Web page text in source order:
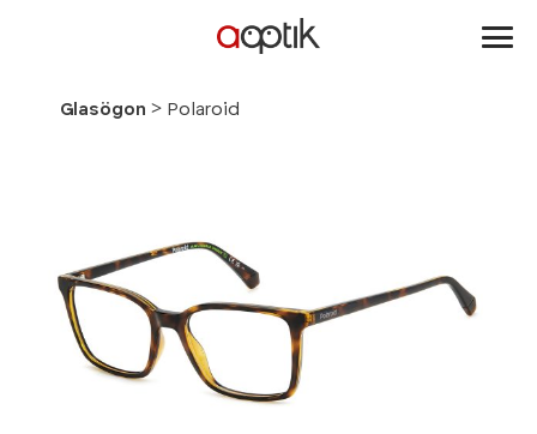
Glasögon > Polaroid